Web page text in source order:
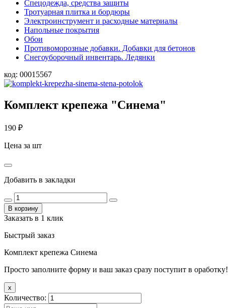
Спецодежда, средства защиты
Тротуарная плитка и бордюры
Электроинструмент и расходные материалы
Напольные покрытия
Обои
Противоморозные добавки. Добавки для бетонов
Снегоуборочный инвентарь. Ледянки
код: 00015567
Комплект крепежа "Синема"
190 ₽
Цена за шт
Добавить в закладки
В корзину
Заказать в 1 клик
Быстрый заказ
Комплект крепежа Синема
Просто заполните форму и ваш заказ сразу поступит в оработку!
x
Количество: